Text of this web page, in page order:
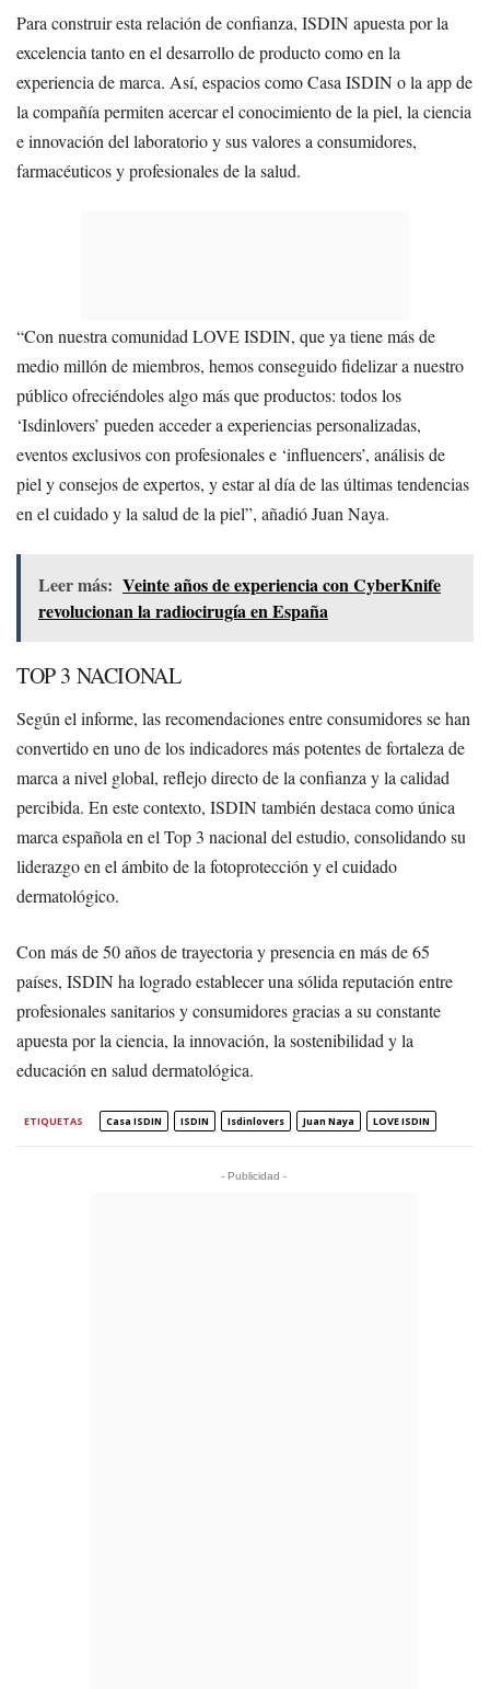
Para construir esta relación de confianza, ISDIN apuesta por la
excelencia tanto en el desarrollo de producto como en la
experiencia de marca. Así, espacios como Casa ISDIN o la app de
la compañía permiten acercar el conocimiento de la piel, la ciencia
e innovación del laboratorio y sus valores a consumidores,
farmacéuticos y profesionales de la salud.
“Con nuestra comunidad LOVE ISDIN, que ya tiene más de
medio millón de miembros, hemos conseguido fidelizar a nuestro
público ofreciéndoles algo más que productos: todos los
‘Isdinlovers’ pueden acceder a experiencias personalizadas,
eventos exclusivos con profesionales e ‘influencers’, análisis de
piel y consejos de expertos, y estar al día de las últimas tendencias
en el cuidado y la salud de la piel”, añadió Juan Naya.
Leer más: Veinte años de experiencia con CyberKnife
revolucionan la radiocirugía en España
TOP 3 NACIONAL
Según el informe, las recomendaciones entre consumidores se han
convertido en uno de los indicadores más potentes de fortaleza de
marca a nivel global, reflejo directo de la confianza y la calidad
percibida. En este contexto, ISDIN también destaca como única
marca española en el Top 3 nacional del estudio, consolidando su
liderazgo en el ámbito de la fotoprotección y el cuidado
dermatológico.
Con más de 50 años de trayectoria y presencia en más de 65
países, ISDIN ha logrado establecer una sólida reputación entre
profesionales sanitarios y consumidores gracias a su constante
apuesta por la ciencia, la innovación, la sostenibilidad y la
educación en salud dermatológica.
ETIQUETAS Casa ISDIN ISDIN Isdinlovers Juan Naya LOVE ISDIN
- Publicidad -